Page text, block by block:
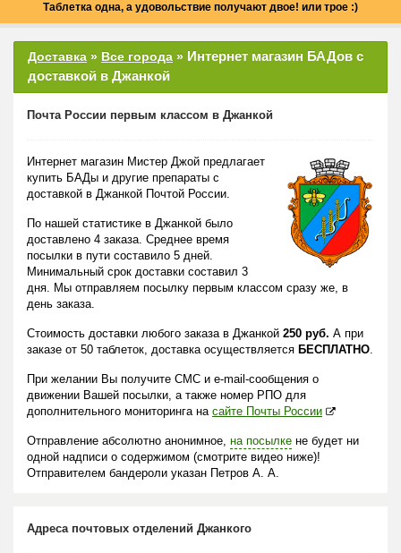
Таблетка одна, а удовольствие получают двое! или трое :)
Доставка » Все города » Интернет магазин БАДов с
доставкой в Джанкой
Почта России первым классом в Джанкой
Интернет магазин Мистер Джой предлагает
купить БАДы и другие препараты с
доставкой в Джанкой Почтой России.
По нашей статистике в Джанкой было
доставлено 4 заказа. Среднее время
посылки в пути составило 5 дней.
Минимальный срок доставки составил 3
дня. Мы отправляем посылку первым классом сразу же, в
день заказа.
Стоимость доставки любого заказа в Джанкой 250 руб. А при
заказе от 50 таблеток, доставка осуществляется БЕСПЛАТНО.
При желании Вы получите СМС и e-mail-сообщения о
движении Вашей посылки, а также номер РПО для
дополнительного мониторинга на сайте Почты России
Отправление абсолютно анонимное, на посылке не будет ни
одной надписи о содержимом (смотрите видео ниже)!
Отправителем бандероли указан Петров А. А.
Адреса почтовых отделений Джанкого